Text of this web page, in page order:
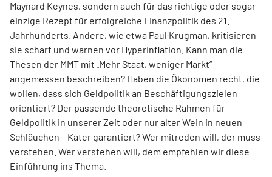
Maynard Keynes, sondern auch für das richtige oder sogar
einzige Rezept für erfolgreiche Finanzpolitik des 21.
Jahrhunderts. Andere, wie etwa Paul Krugman, kritisieren
sie scharf und warnen vor Hyperinflation. Kann man die
Thesen der MMT mit „Mehr Staat, weniger Markt“
angemessen beschreiben? Haben die Ökonomen recht, die
wollen, dass sich Geldpolitik an Beschäftigungszielen
orientiert? Der passende theoretische Rahmen für
Geldpolitik in unserer Zeit oder nur alter Wein in neuen
Schläuchen – Kater garantiert? Wer mitreden will, der muss
verstehen. Wer verstehen will, dem empfehlen wir diese
Einführung ins Thema.